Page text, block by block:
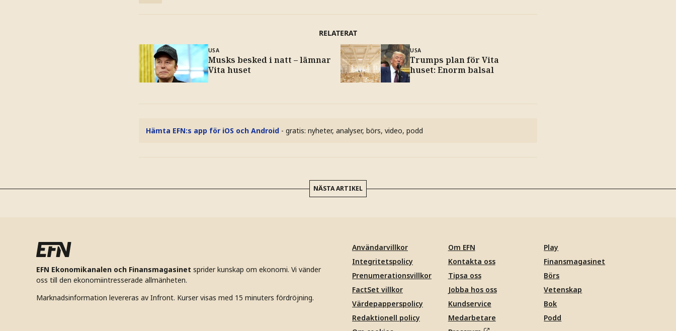
RELATERAT
USA
Musks besked i natt – lämnar
Vita huset
USA
Trumps plan för Vita
huset: Enorm balsal
Hämta EFN:s app för iOS och Android - gratis: nyheter, analyser, börs, video, podd
NÄSTA ARTIKEL
EFN Ekonomikanalen och Finansmagasinet sprider kunskap om ekonomi. Vi vänder
oss till den ekonomiintresserade allmänheten.
Marknadsinformation levereras av Infront. Kurser visas med 15 minuters fördröjning.
Användarvillkor
Integritetspolicy
Prenumerationsvillkor
FactSet villkor
Värdepapperspolicy
Redaktionell policy
Om EFN
Kontakta oss
Tipsa oss
Jobba hos oss
Kundservice
Medarbetare
Play
Finansmagasinet
Börs
Vetenskap
Bok
Podd